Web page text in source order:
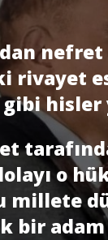
rivayet
gibi
o
millete
bir